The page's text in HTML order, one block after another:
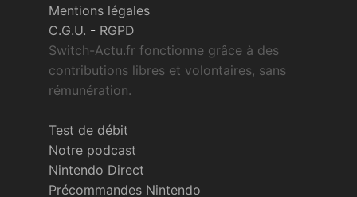
Mentions légales
C.G.U. - RGPD
Switch-Actu.fr fonctionne grâce à des
contributions libres et volontaires, sans
rémunération.
Test de débit
Notre podcast
Nintendo Direct
Précommandes Nintendo